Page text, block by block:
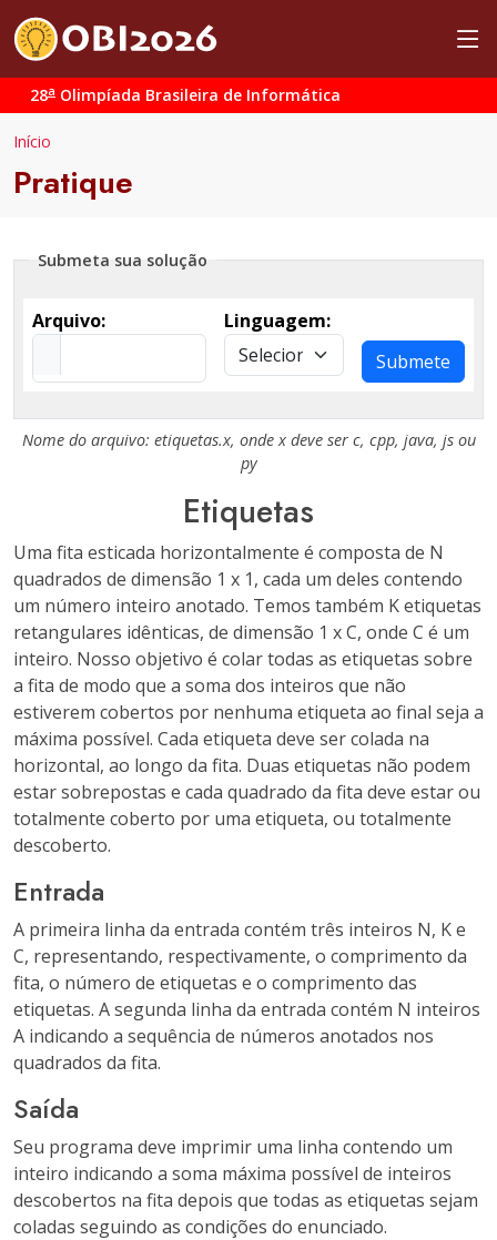
28a Olimpíada Brasileira de Informática
Início
Pratique
Submeta sua solução
Arquivo:
Linguagem:
Submete
Nome do arquivo: etiquetas.x, ondexdeve ser c, cpp, java, jsou
py
Etiquetas
Uma fita esticada horizontalmente é composta de N
quadrados de dimensão 1 x 1, cada um deles contendo
um número inteiro anotado. Temos também K etiquetas
retangulares idênticas, de dimensão 1 x C, onde C é um
inteiro. Nosso objetivo é colar todas as etiquetas sobre
a fita de modo que a soma dos inteiros que não
estiverem cobertos por nenhuma etiqueta ao final seja a
máxima possível. Cada etiqueta deve ser colada na
horizontal, ao longo da fita. Duas etiquetas não podem
estar sobrepostas e cada quadrado da fita deve estar ou
totalmente coberto por uma etiqueta, ou totalmente
descoberto.
Entrada
A primeira linha da entrada contém três inteiros N, K e
C, representando, respectivamente, o comprimento da
fita, o número de etiquetas e o comprimento das
etiquetas. A segunda linha da entrada contém N inteiros
A indicando a sequência de números anotados nos
quadrados da fita.
Saída
Seu programa deve imprimir uma linha contendo um
inteiro indicando a soma máxima possível de inteiros
descobertos na fita depois que todas as etiquetas sejam
coladas seguindo as condições do enunciado.